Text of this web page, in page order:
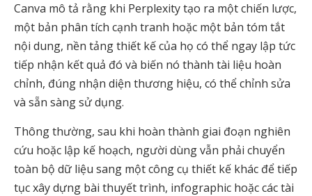
Canva mô tả rằng khi Perplexity tạo ra một chiến lược,
một bản phân tích cạnh tranh hoặc một bản tóm tắt
nội dung, nền tảng thiết kế của họ có thể ngay lập tức
tiếp nhận kết quả đó và biến nó thành tài liệu hoàn
chỉnh, đúng nhận diện thương hiệu, có thể chỉnh sửa
và sẵn sàng sử dụng.
Thông thường, sau khi hoàn thành giai đoạn nghiên
cứu hoặc lập kế hoạch, người dùng vẫn phải chuyển
toàn bộ dữ liệu sang một công cụ thiết kế khác để tiếp
tục xây dựng bài thuyết trình, infographic hoặc các tài